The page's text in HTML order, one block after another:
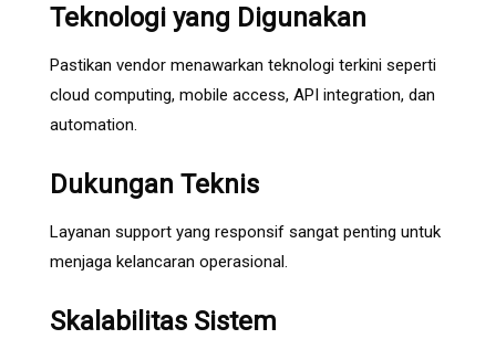
Teknologi yang Digunakan
Pastikan vendor menawarkan teknologi terkini seperti
cloud computing, mobile access, API integration, dan
automation.
Dukungan Teknis
Layanan support yang responsif sangat penting untuk
menjaga kelancaran operasional.
Skalabilitas Sistem